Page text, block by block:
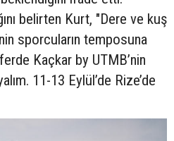
belirten Kurt, "Dere ve kuş
sporcuların temposuna
Kaçkar by UTMB’nin
11-13 Eylül’de Rize’de